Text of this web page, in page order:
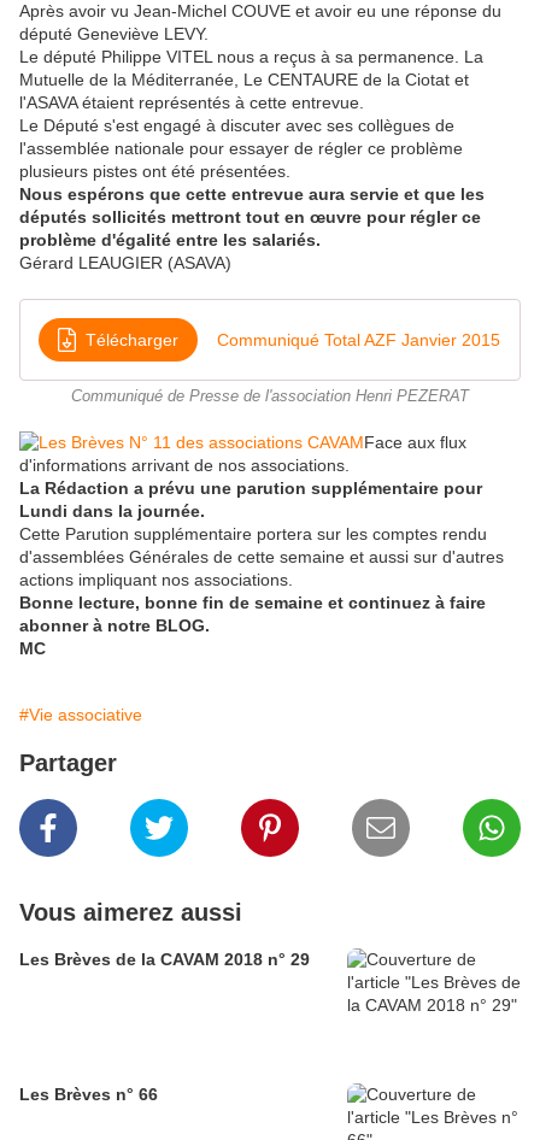
Après avoir vu Jean-Michel COUVE et avoir eu une réponse du
député Geneviève LEVY.
Le député Philippe VITEL nous a reçus à sa permanence. La
Mutuelle de la Méditerranée, Le CENTAURE de la Ciotat et
l'ASAVA étaient représentés à cette entrevue.
Le Député s'est engagé à discuter avec ses collègues de
l'assemblée nationale pour essayer de régler ce problème
plusieurs pistes ont été présentées.
Nous espérons que cette entrevue aura servie et que les
députés sollicités mettront tout en œuvre pour régler ce
problème d'égalité entre les salariés.
Gérard LEAUGIER (ASAVA)
Télécharger Communiqué Total AZF Janvier 2015
Communiqué de Presse de l'association Henri PEZERAT
Face aux flux
d'informations arrivant de nos associations.
La Rédaction a prévu une parution supplémentaire pour
Lundi dans la journée.
Cette Parution supplémentaire portera sur les comptes rendu
d'assemblées Générales de cette semaine et aussi sur d'autres
actions impliquant nos associations.
Bonne lecture, bonne fin de semaine et continuez à faire
abonner à notre BLOG.
MC
#Vie associative
Partager
Vous aimerez aussi
Les Brèves de la CAVAM 2018 n° 29
Les Brèves n° 66